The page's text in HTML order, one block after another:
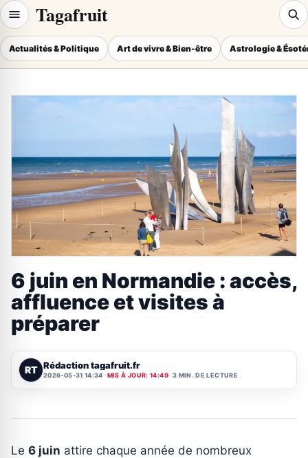
Tagafruit
Actualités & Politique Art de vivre & Bien-être Astrologie &
6 juin en Normandie : accès,
affluence et visites à
préparer
RT Rédaction tagafruit.fr
2026-05-31 14:34 MIS À JOUR: 14:49 3 MIN. DE LECTURE
Le 6 juin attire chaque année de nombreux